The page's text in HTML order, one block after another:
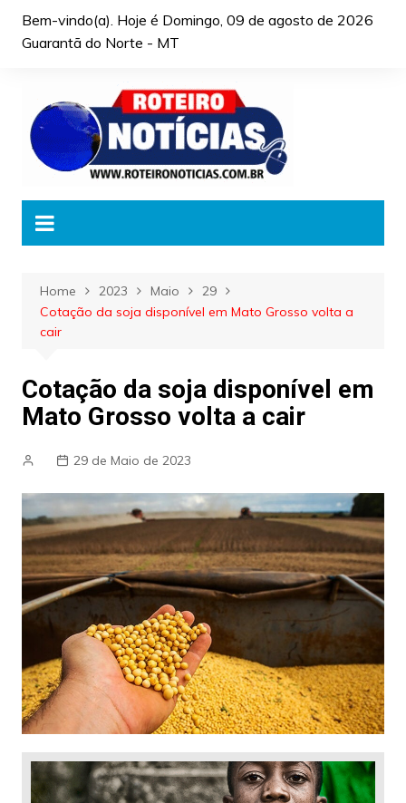
Bem-vindo(a). Hoje é Domingo, 09 de agosto de 2026
Guarantã do Norte - MT
Home 2023 Maio
29
Cotação da soja disponível em Mato Grosso volta a
cair
Cotação da soja disponível em
Mato Grosso volta a cair
29 de Maio de 2023